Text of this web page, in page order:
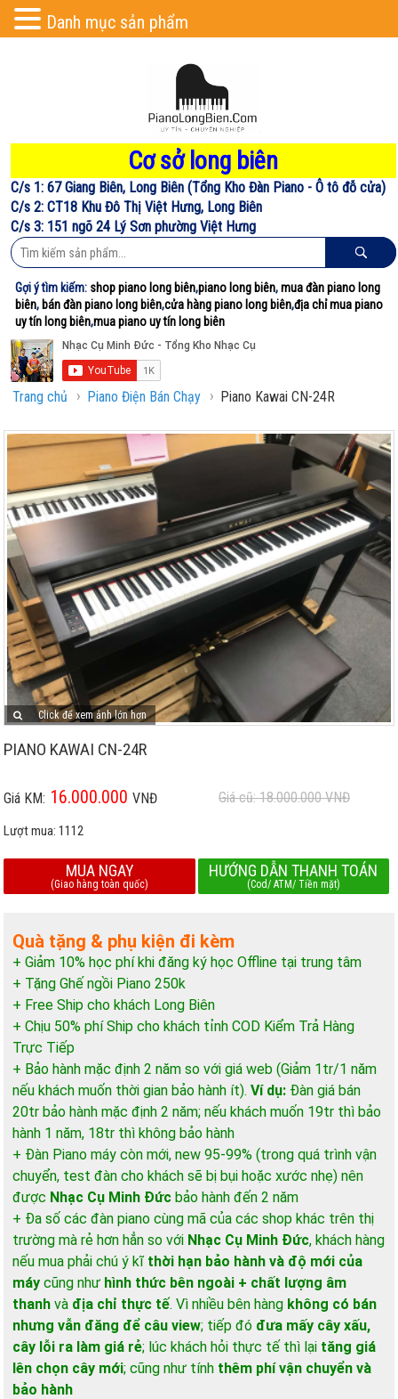
Cơ sở long biên
C/s 1: 67 Giang Biên, Long Biên (Tổng Kho Đàn Piano - Ô tô đỗ cửa)
C/s 2: CT18 Khu Đô Thị Việt Hưng, Long Biên
C/s 3: 151 ngõ 24 Lý Sơn phường Việt Hưng
Gợi ý tìm kiếm: shop piano long biên,piano long biên,mua đàn piano long
biên, bán đàn piano long biên,cửa hàng piano long biên,địa chỉ mua piano
uy tín long biên,mua piano uy tín long biên
Trang chủ › Piano Điện Bán Chạy › Piano Kawai CN-24R
Click để xem ảnh lớn hơn
PIANO KAWAI CN-24R
Giá KM: 16.000.000VNĐ Giá cũ: 18.000.000VNĐ
Lượt mua:1112
MUA NGAY
(Giao hàng toàn quốc)
HƯỚNG DẪN THANH TOÁN
(Cod/ ATM/ Tiền mặt)
Quà tặng & phụ kiện đi kèm
+ Giảm 10% học phí khi đăng ký học Offline tại trung tâm
+ Tặng Ghế ngồi Piano 250k
+ Free Ship cho khách Long Biên
+ Chịu 50% phí Ship cho khách tỉnh COD Kiểm Trả Hàng
Trực Tiếp
+ Bảo hành mặc định 2 năm so với giá web (Giảm 1tr/1 năm
nếu khách muốn thời gian bảo hành ít).Ví dụ: Đàn giá bán
20tr bảo hành mặc định 2 năm; nếu khách muốn 19tr thì bảo
hành 1 năm, 18tr thì không bảo hành
+ Đàn Piano máy còn mới, new 95-99% (trong quá trình vận
chuyển, test đàn cho khách sẽ bị bụi hoặc xước nhẹ) nên
được Nhạc Cụ Minh Đức bảo hành đến 2 năm
+ Đa số các đàn piano cùng mã của các shop khác trên thị
trường mà rẻ hơn hẳn so với Nhạc Cụ Minh Đức, khách hàng
nếu mua phải chú ý kĩ thời hạn bảo hành và độ mới của
máy cũng như hình thức bên ngoài + chất lượng âm
thanh và địa chỉ thực tế. Vì nhiều bên hàng không có bán
nhưng vẫn đăng để câu view; tiếp đó đưa mấy cây xấu,
cây lỗi ra làm giá rẻ; lúc khách hỏi thực tế thì lại tăng giá
lên chọn cây mới; cũng như tính thêm phí vận chuyển và
bảo hành
Danh mục sản phẩm